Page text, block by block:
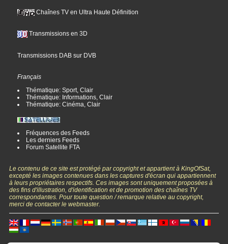
Chaînes TV en Ultra Haute Définition
Transmissions en 3D
Transmissions DAB sur DVB
Français
Thématique: Sport, Clair
Thématique: Informations, Clair
Thématique: Cinéma, Clair
Fréquences des Feeds
Les derniers Feeds
Forum Satellite FTA
Le contenu de ce site est protégé par copyright et appartient à KingOfSat,
excepté les images contenues dans les captures d'écran qui appartiennent
à leurs propriétaires respectifs. Ces images sont uniquement proposées à
des fins d'illustration, d'identification et de promotion des chaînes TV
correspondantes. Pour toute question / remarque relative au copyright,
merci de contacter le webmaster.